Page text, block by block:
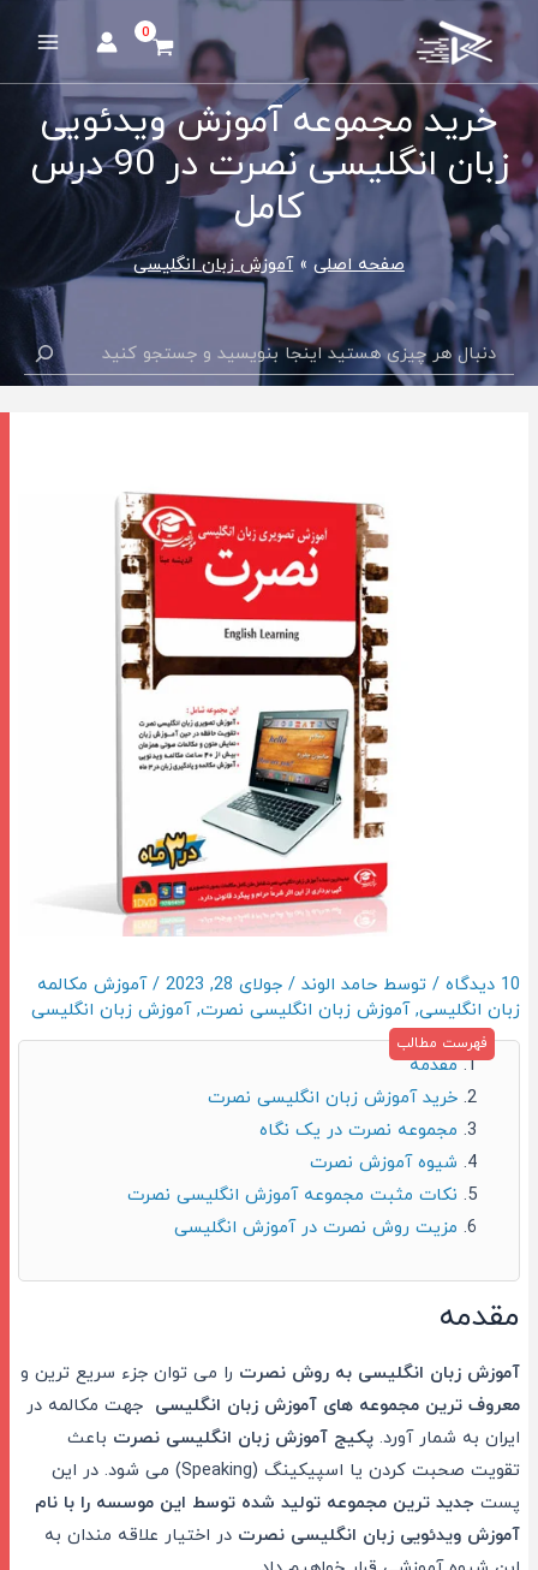
Main
Menuخرید مجموعه آموزش ویدئویی
زبان انگلیسی نصرت در 90 درس
کامل
صفحه اصلی آموزش زبان انگلیسی
جستجو
10 دیدگاه / توسط حامد الوند / جولای 28, 2023 /آموزش مکالمه
زبان انگلیسی,آموزش زبان انگلیسی نصرت,آموزش زبان انگلیسی
مقدمه
خرید آموزش زبان انگلیسی نصرت
مجموعه نصرت در یک نگاه
شیوه آموزش نصرت
نکات مثبت مجموعه آموزش انگلیسی نصرت
مزیت روش نصرت در آموزش انگلیسی
مقدمه
آموزش زبان انگلیسی به روش نصرترا می توان جزء سریع ترین و
معروف ترین مجموعه های آموزش زبان انگلیسیجهت مکالمه در
ایران به شمار آورد. پکیج آموزش زبان انگلیسی نصرتباعث
تقویت صحبت کردن یا اسپیکینگ (Speaking) می شود. در این
پست جدید ترین مجموعه تولید شده توسط این موسسه را با نام
آموزش ویدئویی زبان انگلیسی نصرتدر اختیار علاقه مندان به